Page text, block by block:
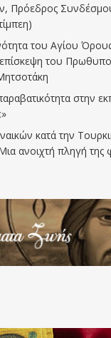
Πρόεδρος
του Αγίου
του
στην
κατά την
ανοιχτή πληγή της